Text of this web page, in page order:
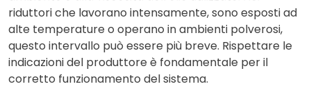
riduttori che lavorano intensamente, sono esposti ad
alte temperature o operano in ambienti polverosi,
questo intervallo può essere più breve. Rispettare le
indicazioni del produttore è fondamentale per il
corretto funzionamento del sistema.